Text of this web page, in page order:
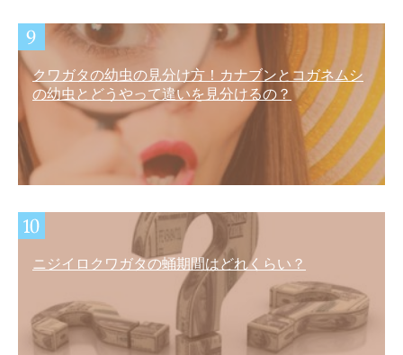
クワガタの幼虫の見分け方！カナブンとコガネムシ
の幼虫とどうやって違いを見分けるの？
ニジイロクワガタの蛹期間はどれくらい？